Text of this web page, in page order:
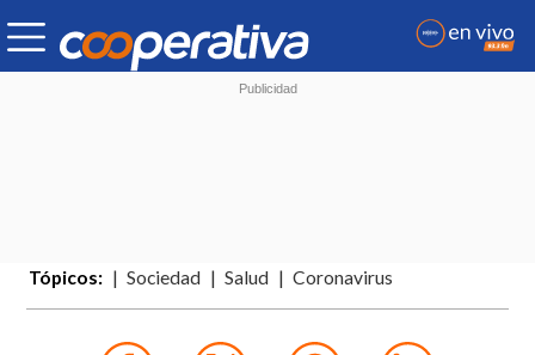
Tópicos: Sociedad Salud Coronavirus